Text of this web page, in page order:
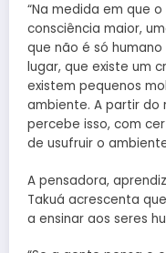
“Na medida em que
consciência maior,
que não é só
lugar, que existe um
existem pequenos
ambiente. A partir do
percebe isso, com
de usufruir o
A pensadora,
Takuá acrescenta
a ensinar aos seres